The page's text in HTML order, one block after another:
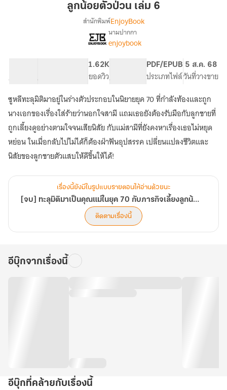
คุณ
เลี้ยง
ลูก
น้อย
ตัว
ป่วน
เล่ม
ลูกน้อยตัวป่วน เล่ม 6
เรื่อง [จบ]
ทะลุ
แม่
ใน
ยุค
70
กับ
ภารกิจ
เลี้ยง
น้อย
ตัว
ป่วน
สำนักพิมพ์EnjoyBook
นามปากกา
enjoybook
จำนวนคำ จำนวนหน้า (A5)
1.62K
ยอดวิวระดับเนื้อหา
PDF/EPUB
ประเภทไฟล์
5 ส.ค. 68
วันที่วางขาย
ซูหลีทะลุมิติมาอยู่ในร่างตัวประกอบในนิยายยุค 70 ที่กำลังท้องและถูก
นางเอกของเรื่องใส่ร้ายว่านอกใจสามี แถมเธอยังต้องรับมือกับลูกชายที่
ถูกเลี้ยงดูอย่างตามใจจนเสียนิสัย กับแม่สามีที่ยังคงหาเรื่องเธอไม่หยุด
หย่อน ในเมื่อกลับไปไม่ได้ก็ต้องฝ่าฟันอุปสรรค เปลี่ยนแปลงชีวิตและ
นิสัยของลูกชายตัวแสบให้ดีขึ้นให้ได้!
เรื่องนี้ยังมีในรูปแบบรายตอนให้อ่านด้วยนะ
[จบ] ทะลุมิติมาเป็นคุณแม่ในยุค 70 กับภารกิจเลี้ยงลูกน้อยตัวป่วน
ติดตามเรื่องนี้
อีบุ๊กจากเรื่องนี้
อีบุ๊กที่คล้ายกับเรื่องนี้